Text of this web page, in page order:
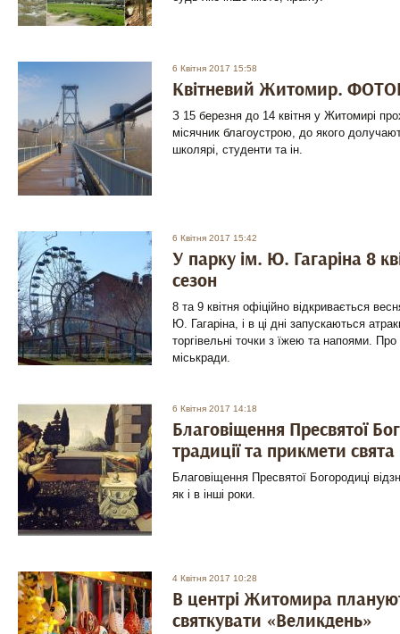
6 Квітня 2017 15:58
Квітневий Житомир.
З 15 березня до 14 квітня у Житомирі
місячник благоустрою, до якого
школярі, студенти та ін.
6 Квітня 2017 15:42
У парку ім. Ю. Гагаріна 8
сезон
8 та 9 квітня офіційно відкривається
Ю. Гагаріна, і в ці дні запускаються
торгівельні точки з їжею та напоями.
міськради.
6 Квітня 2017 14:18
Благовіщення Пресвятої
традиції та прикмети свята
Благовіщення Пресвятої Богородиці
як і в інші роки.
4 Квітня 2017 10:28
В центрі Житомира
святкувати «Великдень»